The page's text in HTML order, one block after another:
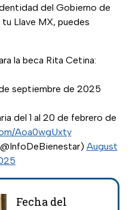
del Gobierno de
Llave MX, puedes
la beca Rita Cetina:
septiembre de 2025
del 1 al 20 de febrero de
Aoa0wgUxty
August
Fecha del